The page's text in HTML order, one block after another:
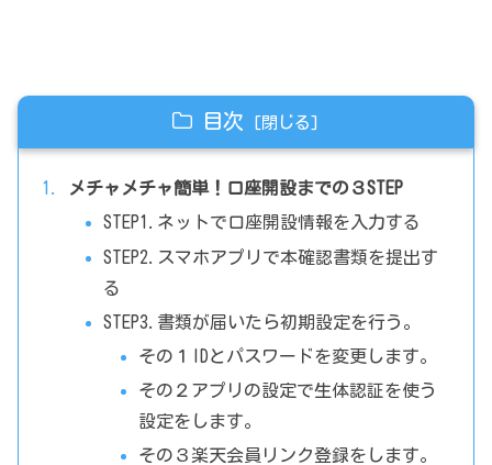
目次
メチャメチャ簡単！口座開設までの３STEP
STEP1.ネットで口座開設情報を入力する
STEP2.スマホアプリで本確認書類を提出す
る
STEP3.書類が届いたら初期設定を行う。
その１IDとパスワードを変更します。
その２アプリの設定で生体認証を使う
設定をします。
その３楽天会員リンク登録をします。